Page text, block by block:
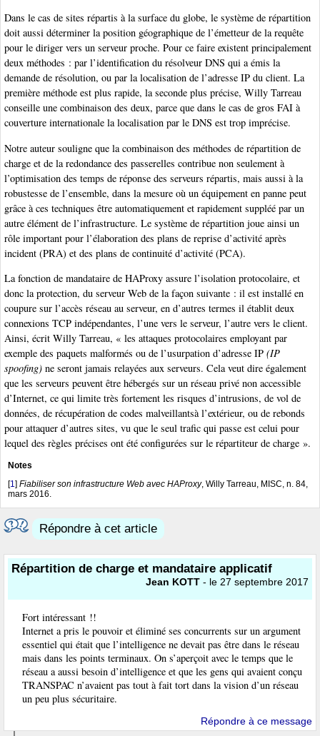
Dans le cas de sites répartis à la surface du globe, le système de répartition
doit aussi déterminer la position géographique de l’émetteur de la requête
pour le diriger vers un serveur proche. Pour ce faire existent principalement
deux méthodes : par l’identification du résolveur DNS qui a émis la
demande de résolution, ou par la localisation de l’adresse IP du client. La
première méthode est plus rapide, la seconde plus précise, Willy Tarreau
conseille une combinaison des deux, parce que dans le cas de gros FAI à
couverture internationale la localisation par le DNS est trop imprécise.
Notre auteur souligne que la combinaison des méthodes de répartition de
charge et de la redondance des passerelles contribue non seulement à
l’optimisation des temps de réponse des serveurs répartis, mais aussi à la
robustesse de l’ensemble, dans la mesure où un équipement en panne peut
grâce à ces techniques être automatiquement et rapidement suppléé par un
autre élément de l’infrastructure. Le système de répartition joue ainsi un
rôle important pour l’élaboration des plans de reprise d’activité après
incident (PRA) et des plans de continuité d’activité (PCA).
La fonction de mandataire de HAProxy assure l’isolation protocolaire, et
donc la protection, du serveur Web de la façon suivante : il est installé en
coupure sur l’accès réseau au serveur, en d’autres termes il établit deux
connexions TCP indépendantes, l’une vers le serveur, l’autre vers le client.
Ainsi, écrit Willy Tarreau, « les attaques protocolaires employant par
exemple des paquets malformés ou de l’usurpation d’adresse IP (IP
spoofing) ne seront jamais relayées aux serveurs. Cela veut dire également
que les serveurs peuvent être hébergés sur un réseau privé non accessible
d’Internet, ce qui limite très fortement les risques d’intrusions, de vol de
données, de récupération de codes malveillantsà l’extérieur, ou de rebonds
pour attaquer d’autres sites, vu que le seul trafic qui passe est celui pour
lequel des règles précises ont été configurées sur le répartiteur de charge ».
Notes
[1] Fiabiliser son infrastructure Web avec HAProxy, Willy Tarreau, MISC, n. 84,
mars 2016.
Répondre à cet article
Répartition de charge et mandataire applicatif
Jean KOTT - le 27 septembre 2017
Fort intéressant !!
Internet a pris le pouvoir et éliminé ses concurrents sur un argument
essentiel qui était que l’intelligence ne devait pas être dans le réseau
mais dans les points terminaux. On s’aperçoit avec le temps que le
réseau a aussi besoin d’intelligence et que les gens qui avaient conçu
TRANSPAC n’avaient pas tout à fait tort dans la vision d’un réseau
un peu plus sécuritaire.
Répondre à ce message